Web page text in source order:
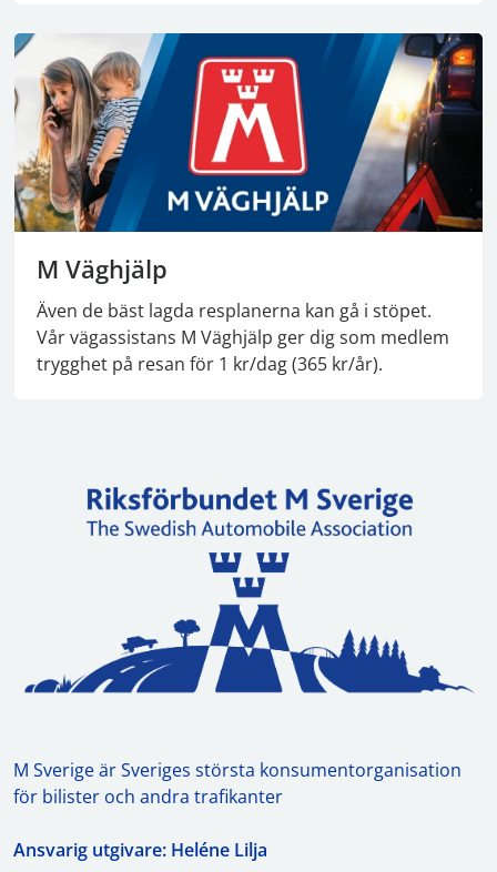
M Väghjälp
Även de bäst lagda resplanerna kan gå i stöpet.
Vår vägassistans M Väghjälp ger dig som medlem
trygghet på resan för 1 kr/dag (365 kr/år).
M Sverige är Sveriges största konsumentorganisation
för bilister och andra trafikanter
Ansvarig utgivare: Heléne Lilja